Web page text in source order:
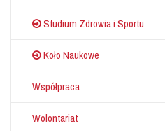
Studium Zdrowia i Sportu
Koło Naukowe
Współpraca
Wolontariat